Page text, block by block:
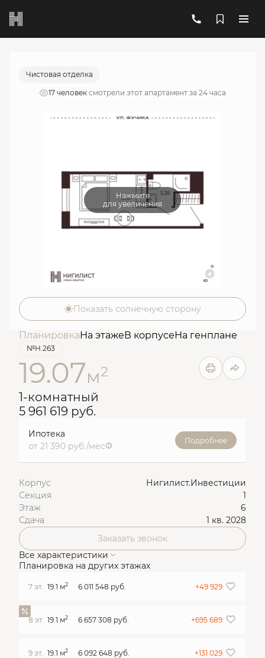
1-комнатный 5 961 619 руб.
Ипотека
Чистовая отделка
17 человек смотрели этот апартамент за 24 часа
Нажмите
для увеличения
Показать солнечную сторону
ПланировкаНа этажеВ корпусеНа генплане
№Н.263
19.07м2
1-комнатный
5 961 619 руб.
Ипотека
от 21 390 руб./мес
Подробнее
Корпус
Нигилист.Инвестиции
Секция
1
Этаж
6
Сдача
1 кв. 2028
Заказать звонок
Все характеристики
Планировка на других этажах
7 эт. 19.1 м2 6 011 548 руб. +49 929
8 эт. 19.1 м2 6 657 308 руб. +695 689
9 эт. 19.1 м2 6 092 648 руб. +131 029